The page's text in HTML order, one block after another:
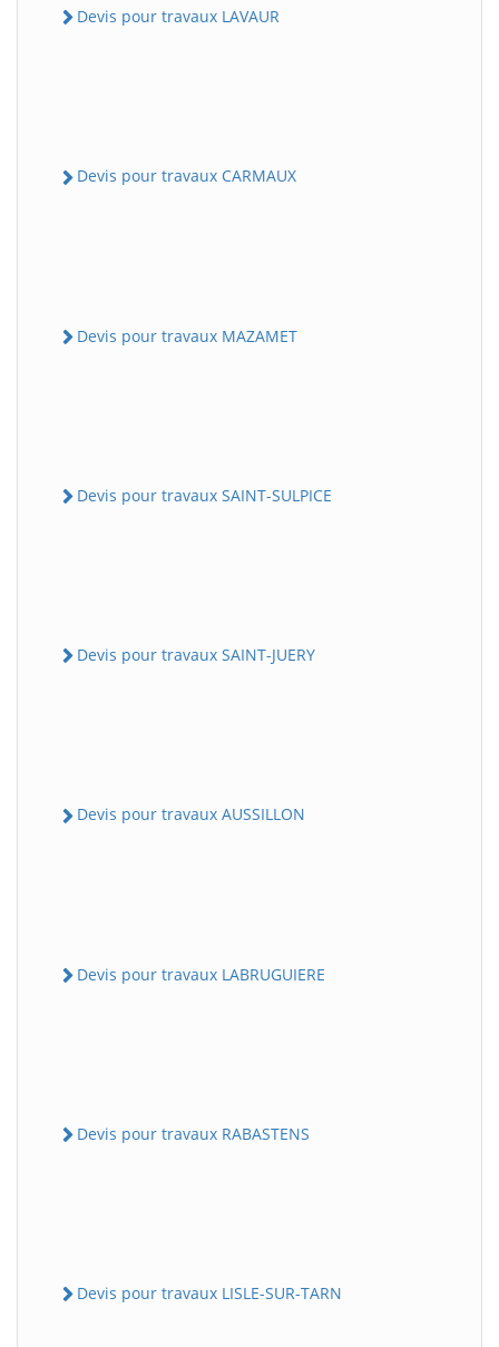
Devis pour travaux LAVAUR
Devis pour travaux CARMAUX
Devis pour travaux MAZAMET
Devis pour travaux SAINT-SULPICE
Devis pour travaux SAINT-JUERY
Devis pour travaux AUSSILLON
Devis pour travaux LABRUGUIERE
Devis pour travaux RABASTENS
Devis pour travaux LISLE-SUR-TARN